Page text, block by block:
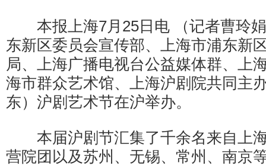
本报上海7月25日电 （记者曹玲娟
东新区委员会宣传部、上海市浦东新
局、上海广播电视台公益媒体群、上
海市群众艺术馆、上海沪剧院共同主
东）沪剧艺术节在沪举办。
本届沪剧节汇集了千余名来自上
营院团以及苏州、无锡、常州、南京